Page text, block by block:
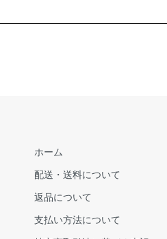
ホーム
配送・送料について
返品について
支払い方法について